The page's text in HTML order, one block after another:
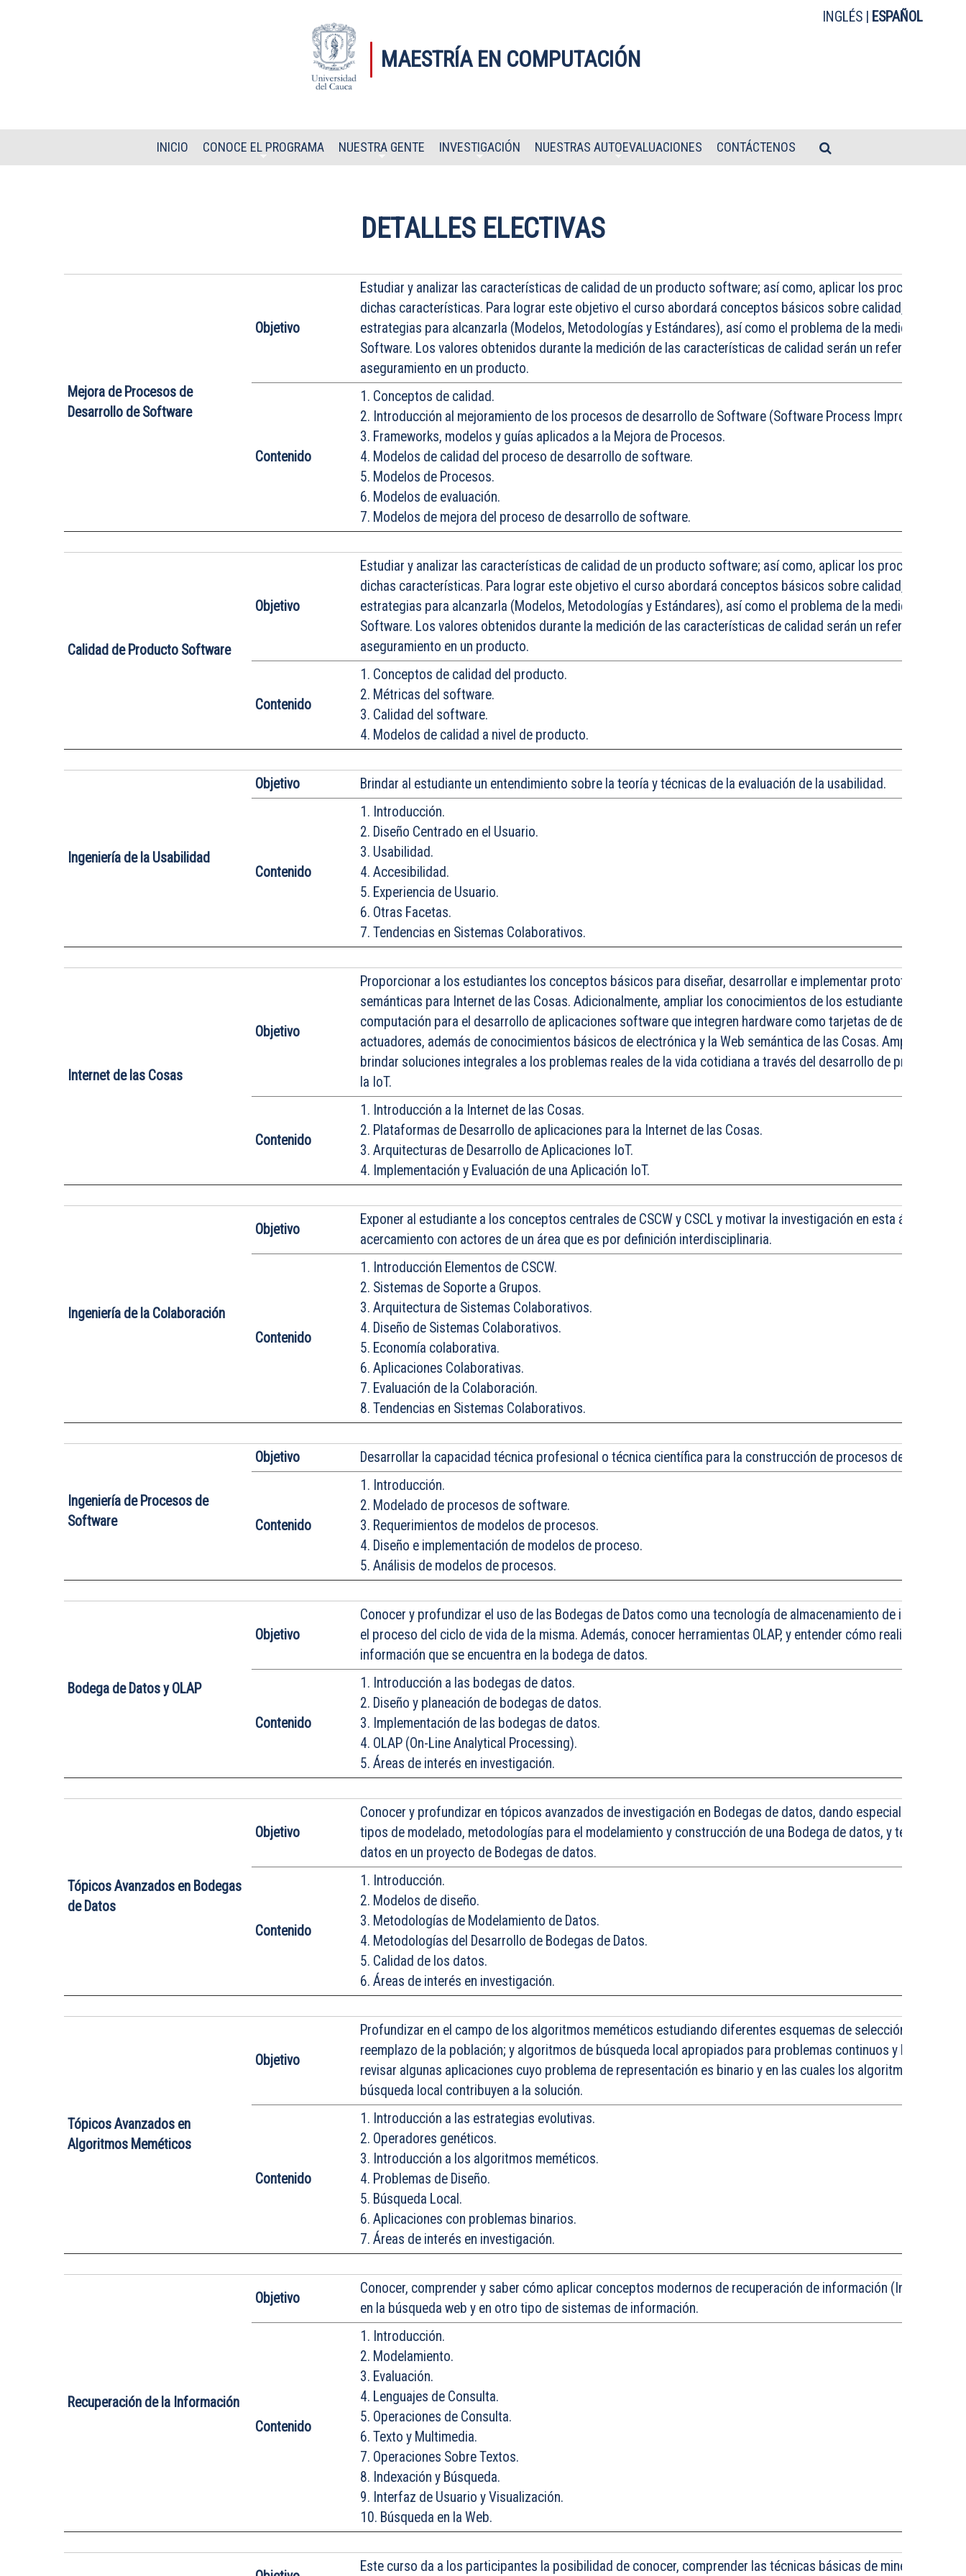
INGLÉS ESPAÑOL
MAESTRÍA EN COMPUTACIÓN
INICIO CONOCE EL PROGRAMA NUESTRA GENTE INVESTIGACIÓN NUESTRAS AUTOEVALUACIONES CONTÁCTENOS
DETALLES ELECTIVAS
Mejora de Procesos de
Desarrollo de Software
Objetivo
Estudiar y analizar las características de calidad de un producto software; así como, aplicar los procesos de
dichas características. Para lograr este objetivo el curso abordará conceptos básicos sobre calidad, las
estrategias para alcanzarla (Modelos, Metodologías y Estándares), así como el problema de la medición en
Software. Los valores obtenidos durante la medición de las características de calidad serán un referente para
aseguramiento en un producto.
Contenido
1. Conceptos de calidad.
2. Introducción al mejoramiento de los procesos de desarrollo de Software (Software Process Improvement).
3. Frameworks, modelos y guías aplicados a la Mejora de Procesos.
4. Modelos de calidad del proceso de desarrollo de software.
5. Modelos de Procesos.
6. Modelos de evaluación.
7. Modelos de mejora del proceso de desarrollo de software.
Calidad de Producto Software
Objetivo
Estudiar y analizar las características de calidad de un producto software; así como, aplicar los procesos de
dichas características. Para lograr este objetivo el curso abordará conceptos básicos sobre calidad, las
estrategias para alcanzarla (Modelos, Metodologías y Estándares), así como el problema de la medición en
Software. Los valores obtenidos durante la medición de las características de calidad serán un referente para
aseguramiento en un producto.
Contenido
1. Conceptos de calidad del producto.
2. Métricas del software.
3. Calidad del software.
4. Modelos de calidad a nivel de producto.
Ingeniería de la Usabilidad
Objetivo Brindar al estudiante un entendimiento sobre la teoría y técnicas de la evaluación de la usabilidad.
Contenido
1. Introducción.
2. Diseño Centrado en el Usuario.
3. Usabilidad.
4. Accesibilidad.
5. Experiencia de Usuario.
6. Otras Facetas.
7. Tendencias en Sistemas Colaborativos.
Internet de las Cosas
Objetivo
Proporcionar a los estudiantes los conceptos básicos para diseñar, desarrollar e implementar prototipos y
semánticas para Internet de las Cosas. Adicionalmente, ampliar los conocimientos de los estudiantes de
computación para el desarrollo de aplicaciones software que integren hardware como tarjetas de desarrollo,
actuadores, además de conocimientos básicos de electrónica y la Web semántica de las Cosas. Ampliando la
brindar soluciones integrales a los problemas reales de la vida cotidiana a través del desarrollo de productos y
la IoT.
Contenido
1. Introducción a la Internet de las Cosas.
2. Plataformas de Desarrollo de aplicaciones para la Internet de las Cosas.
3. Arquitecturas de Desarrollo de Aplicaciones IoT.
4. Implementación y Evaluación de una Aplicación IoT.
Ingeniería de la Colaboración
Objetivo
Exponer al estudiante a los conceptos centrales de CSCW y CSCL y motivar la investigación en esta área.
acercamiento con actores de un área que es por definición interdisciplinaria.
Contenido
1. Introducción Elementos de CSCW.
2. Sistemas de Soporte a Grupos.
3. Arquitectura de Sistemas Colaborativos.
4. Diseño de Sistemas Colaborativos.
5. Economía colaborativa.
6. Aplicaciones Colaborativas.
7. Evaluación de la Colaboración.
8. Tendencias en Sistemas Colaborativos.
Ingeniería de Procesos de
Software
Objetivo Desarrollar la capacidad técnica profesional o técnica científica para la construcción de procesos de software.
Contenido
1. Introducción.
2. Modelado de procesos de software.
3. Requerimientos de modelos de procesos.
4. Diseño e implementación de modelos de proceso.
5. Análisis de modelos de procesos.
Bodega de Datos y OLAP
Objetivo
Conocer y profundizar el uso de las Bodegas de Datos como una tecnología de almacenamiento de
el proceso del ciclo de vida de la misma. Además, conocer herramientas OLAP, y entender cómo realizar el
información que se encuentra en la bodega de datos.
Contenido
1. Introducción a las bodegas de datos.
2. Diseño y planeación de bodegas de datos.
3. Implementación de las bodegas de datos.
4. OLAP (On-Line Analytical Processing).
5. Áreas de interés en investigación.
Tópicos Avanzados en Bodegas
de Datos
Objetivo
Conocer y profundizar en tópicos avanzados de investigación en Bodegas de datos, dando especial énfasis a
tipos de modelado, metodologías para el modelamiento y construcción de una Bodega de datos, y temas de
datos en un proyecto de Bodegas de datos.
Contenido
1. Introducción.
2. Modelos de diseño.
3. Metodologías de Modelamiento de Datos.
4. Metodologías del Desarrollo de Bodegas de Datos.
5. Calidad de los datos.
6. Áreas de interés en investigación.
Tópicos Avanzados en
Algoritmos Meméticos
Objetivo
Profundizar en el campo de los algoritmos meméticos estudiando diferentes esquemas de selección, cruce,
reemplazo de la población; y algoritmos de búsqueda local apropiados para problemas continuos y binarios.
revisar algunas aplicaciones cuyo problema de representación es binario y en las cuales los algoritmos
búsqueda local contribuyen a la solución.
Contenido
1. Introducción a las estrategias evolutivas.
2. Operadores genéticos.
3. Introducción a los algoritmos meméticos.
4. Problemas de Diseño.
5. Búsqueda Local.
6. Aplicaciones con problemas binarios.
7. Áreas de interés en investigación.
Recuperación de la Información
Objetivo
Conocer, comprender y saber cómo aplicar conceptos modernos de recuperación de información (Information
en la búsqueda web y en otro tipo de sistemas de información.
Contenido
1. Introducción.
2. Modelamiento.
3. Evaluación.
4. Lenguajes de Consulta.
5. Operaciones de Consulta.
6. Texto y Multimedia.
7. Operaciones Sobre Textos.
8. Indexación y Búsqueda.
9. Interfaz de Usuario y Visualización.
10. Búsqueda en la Web.
Este curso da a los participantes la posibilidad de conocer, comprender las técnicas básicas de minería de